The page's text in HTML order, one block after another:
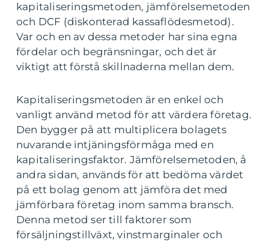
kapitaliseringsmetoden, jämförelsemetoden
och DCF (diskonterad kassaflödesmetod).
Var och en av dessa metoder har sina egna
fördelar och begränsningar, och det är
viktigt att förstå skillnaderna mellan dem.
Kapitaliseringsmetoden är en enkel och
vanligt använd metod för att värdera företag.
Den bygger på att multiplicera bolagets
nuvarande intjäningsförmåga med en
kapitaliseringsfaktor. Jämförelsemetoden, å
andra sidan, används för att bedöma värdet
på ett bolag genom att jämföra det med
jämförbara företag inom samma bransch.
Denna metod ser till faktorer som
försäljningstillväxt, vinstmarginaler och